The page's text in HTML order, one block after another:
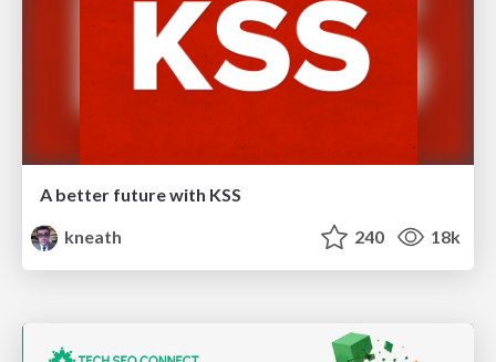
A better future with KSS
kneath
240 18k